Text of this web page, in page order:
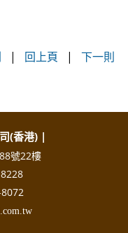
| 回上頁 |下一則
(香港) |
號22樓